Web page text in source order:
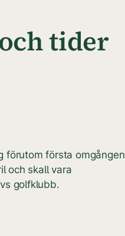
tider
förutom första omgången
och skall vara
golfklubb.